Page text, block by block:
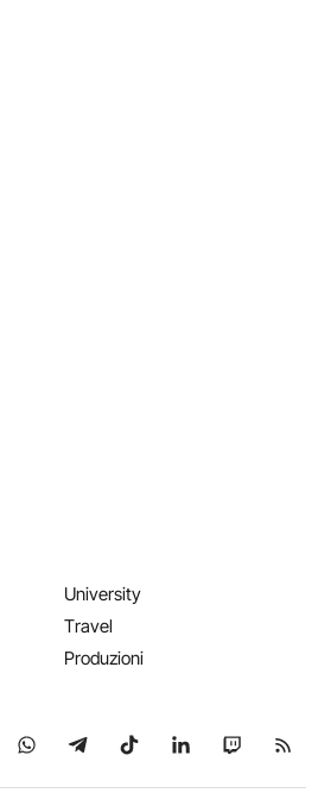
University
Travel
Produzioni
X su YouTube
Seguici su WhatsApp
Seguici su Telegram
Seguici su TikTok
Seguici su
Seguici